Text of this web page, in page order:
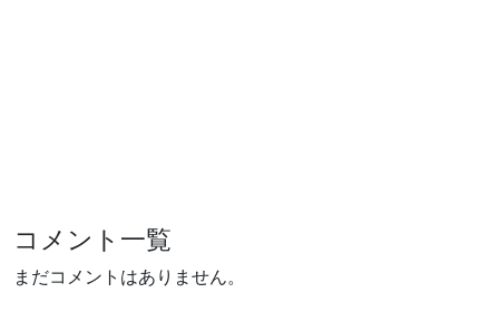
コメント一覧
まだコメントはありません。